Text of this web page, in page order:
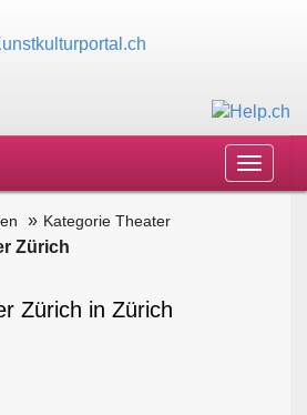
Toggle
Kategorie Theater
Zürich
Zürich in Zürich